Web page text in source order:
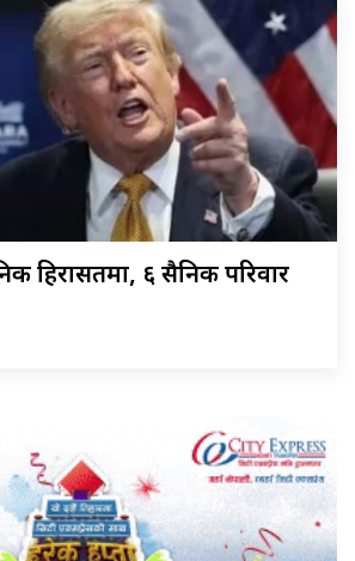
हिरासतमा, ६ सैनिक परिवार